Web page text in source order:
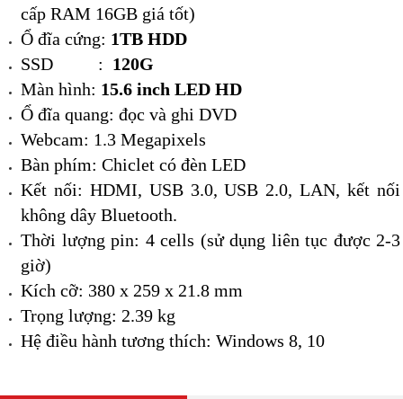
cấp RAM 16GB giá tốt)
Ổ đĩa cứng: 1TB HDD
SSD : 120G
Màn hình: 15.6 inch LED HD
Ổ đĩa quang: đọc và ghi DVD
Webcam: 1.3 Megapixels
Bàn phím: Chiclet có đèn LED
Kết nối: HDMI, USB 3.0, USB 2.0, LAN, kết nối
không dây Bluetooth.
Thời lượng pin: 4 cells (sử dụng liên tục được 2-3
giờ)
Kích cỡ: 380 x 259 x 21.8 mm
Trọng lượng: 2.39 kg
Hệ điều hành tương thích: Windows 8, 10